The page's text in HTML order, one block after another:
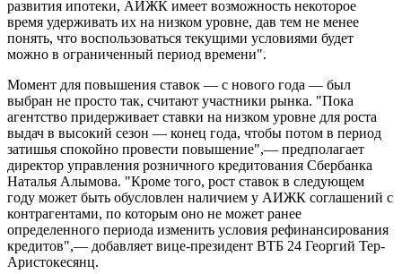
развития ипотеки, АИЖК имеет возможность некоторое
время удерживать их на низком уровне, дав тем не менее
понять, что воспользоваться текущими условиями будет
можно в ограниченный период времени".
Момент для повышения ставок — с нового года — был
выбран не просто так, считают участники рынка. "Пока
агентство придерживает ставки на низком уровне для роста
выдач в высокий сезон — конец года, чтобы потом в период
затишья спокойно провести повышение",— предполагает
директор управления розничного кредитования Сбербанка
Наталья Алымова. "Кроме того, рост ставок в следующем
году может быть обусловлен наличием у АИЖК соглашений с
контрагентами, по которым оно не может ранее
определенного периода изменить условия рефинансирования
кредитов",— добавляет вице-президент ВТБ 24 Георгий Тер-
Аристокесянц.